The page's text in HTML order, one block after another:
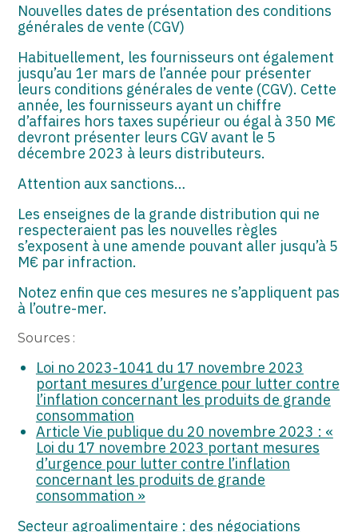
Nouvelles dates de présentation des conditions
générales de vente (CGV)
Habituellement, les fournisseurs ont également
jusqu’au 1er mars de l’année pour présenter
leurs conditions générales de vente (CGV). Cette
année, les fournisseurs ayant un chiffre
d’affaires hors taxes supérieur ou égal à 350 M€
devront présenter leurs CGV avant le 5
décembre 2023 à leurs distributeurs.
Attention aux sanctions…
Les enseignes de la grande distribution qui ne
respecteraient pas les nouvelles règles
s’exposent à une amende pouvant aller jusqu’à 5
M€ par infraction.
Notez enfin que ces mesures ne s’appliquent pas
à l’outre-mer.
Sources :
Loi no 2023-1041 du 17 novembre 2023
portant mesures d’urgence pour lutter contre
l’inflation concernant les produits de grande
consommation
Article Vie publique du 20 novembre 2023 : «
Loi du 17 novembre 2023 portant mesures
d’urgence pour lutter contre l’inflation
concernant les produits de grande
consommation »
Secteur agroalimentaire : des négociations